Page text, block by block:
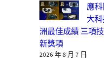
應
大
洲最佳成績 三項
新獎項
2026 年 8 月 7 日